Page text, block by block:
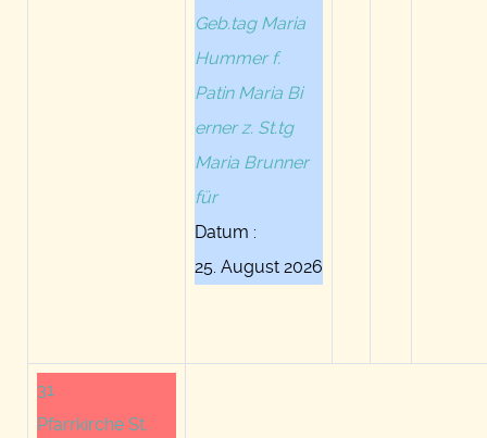
Geb.tag Maria
Hummer f.
Patin Maria Bi
erner z. St.tg
Maria Brunner
für
Datum :
25. August 2026
31
Pfarrkirche St.